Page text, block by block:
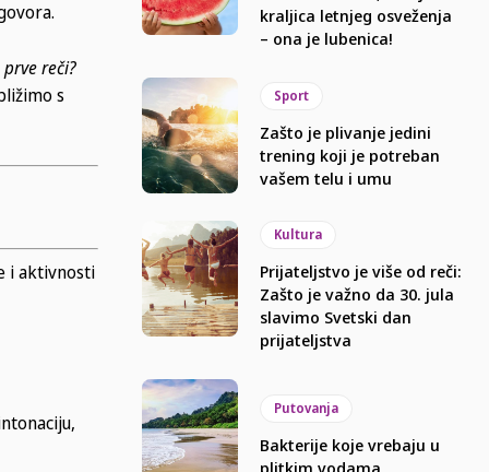
reči?
s
i aktivnosti
kraljica letnjeg osveženja
– ona je lubenica!
Sport
Zašto je plivanje jedini
trening koji je potreban
vašem telu i umu
Kultura
Prijateljstvo je više od reči:
Zašto je važno da 30. jula
slavimo Svetski dan
prijateljstva
Putovanja
Bakterije koje vrebaju u
plitkim vodama